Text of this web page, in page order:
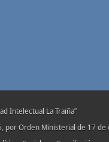
Intelectual La Traiña”
por Orden Ministerial de 17 de